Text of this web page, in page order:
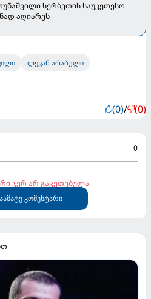
სერბეთის საუკეთესო
აღიარეს
ლევან არაბული
(0)/ (0)
0
ჯერ არ გაკეთებულა
კომენტარი